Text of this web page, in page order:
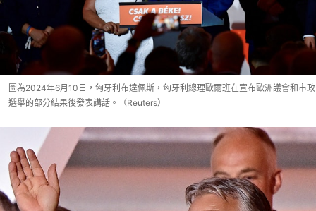
圖為2024年6月10日，匈牙利布達佩斯，匈牙利總理歐爾班在宣布歐洲議會和市政
選舉的部分結果後發表講話。（Reuters）